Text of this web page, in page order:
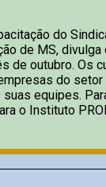
do
de MS, divulga
de outubro. Os
do setor
equipes.
o Instituto